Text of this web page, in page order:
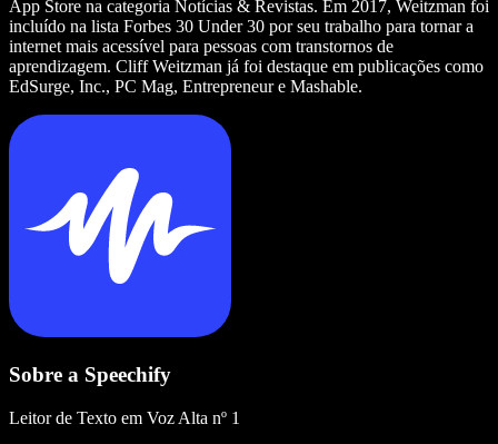
App Store na categoria Notícias & Revistas. Em 2017, Weitzman foi
incluído na lista Forbes 30 Under 30 por seu trabalho para tornar a
internet mais acessível para pessoas com transtornos de
aprendizagem. Cliff Weitzman já foi destaque em publicações como
EdSurge, Inc., PC Mag, Entrepreneur e Mashable.
Sobre a Speechify
Leitor de Texto em Voz Alta nº 1